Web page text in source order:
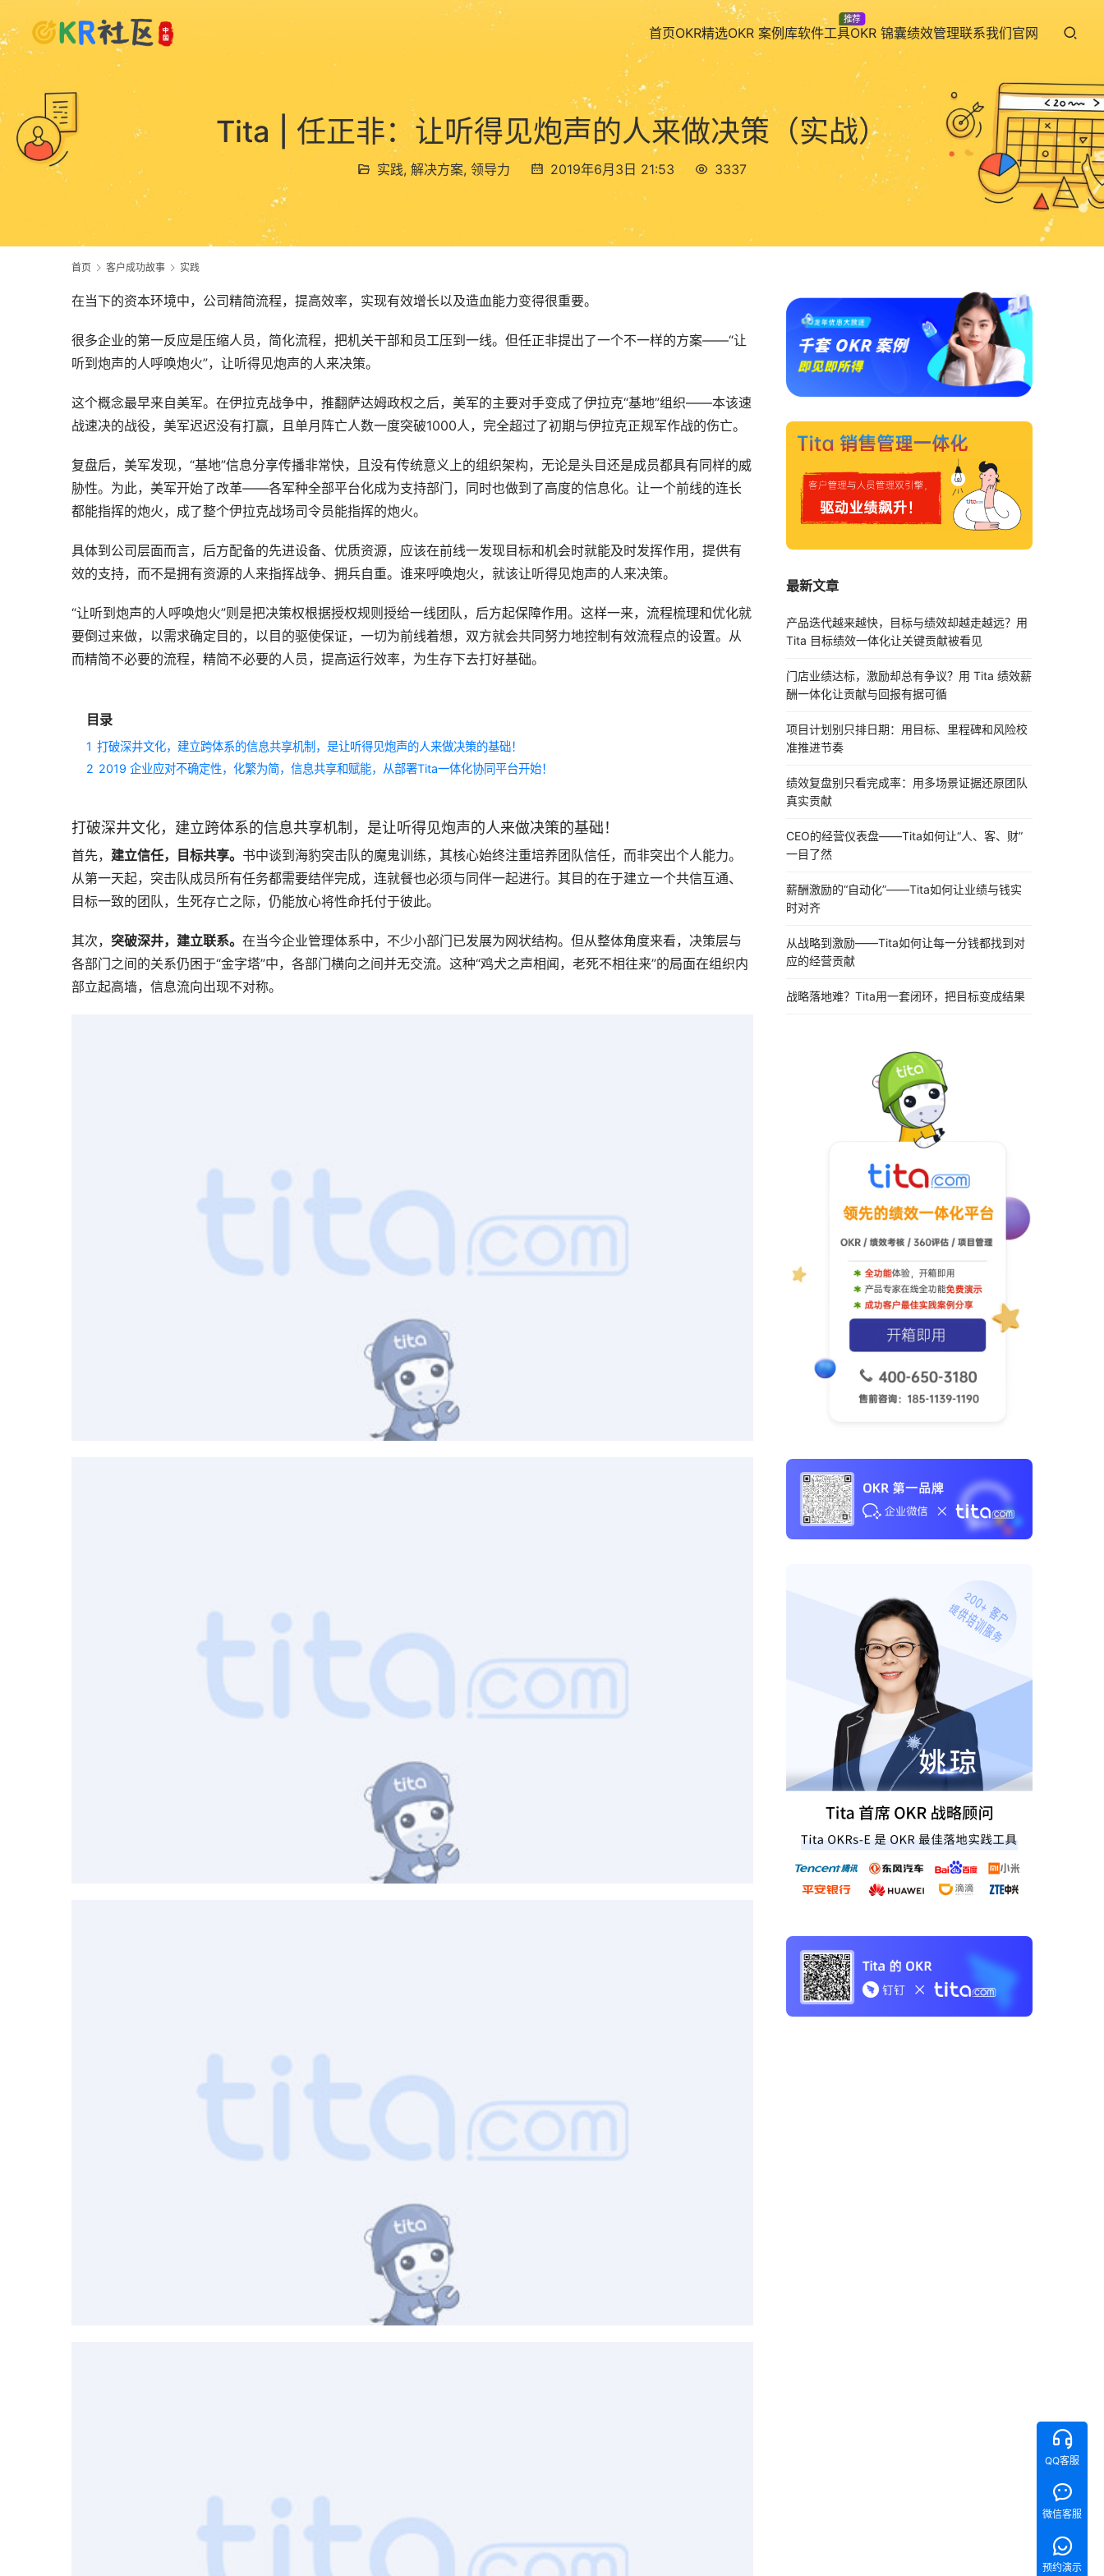
首页OKR精选OKR 案例库软件工具
推荐
OKR 锦囊绩效管理联系我们官网
Tita | 任正非：让听得见炮声的人来做决策（实战）
实践,解决方案, 领导力 2019年6月3日 21:53 3337
首页 客户成功故事 实践
在当下的资本环境中，公司精简流程，提高效率，实现有效增长以及造血能力变得很重要。
很多企业的第一反应是压缩人员，简化流程，把机关干部和员工压到一线。但任正非提出了一个不一样的方案——“让
听到炮声的人呼唤炮火”，让听得见炮声的人来决策。
这个概念最早来自美军。在伊拉克战争中，推翻萨达姆政权之后，美军的主要对手变成了伊拉克“基地”组织——本该速
战速决的战役，美军迟迟没有打赢，且单月阵亡人数一度突破1000人，完全超过了初期与伊拉克正规军作战的伤亡。
复盘后，美军发现，“基地”信息分享传播非常快，且没有传统意义上的组织架构，无论是头目还是成员都具有同样的威
胁性。为此，美军开始了改革——各军种全部平台化成为支持部门，同时也做到了高度的信息化。让一个前线的连长
都能指挥的炮火，成了整个伊拉克战场司令员能指挥的炮火。
具体到公司层面而言，后方配备的先进设备、优质资源，应该在前线一发现目标和机会时就能及时发挥作用，提供有
效的支持，而不是拥有资源的人来指挥战争、拥兵自重。谁来呼唤炮火，就该让听得见炮声的人来决策。
“让听到炮声的人呼唤炮火”则是把决策权根据授权规则授给一线团队，后方起保障作用。这样一来，流程梳理和优化就
要倒过来做，以需求确定目的，以目的驱使保证，一切为前线着想，双方就会共同努力地控制有效流程点的设置。从
而精简不必要的流程，精简不必要的人员，提高运行效率，为生存下去打好基础。
目录
1 打破深井文化，建立跨体系的信息共享机制，是让听得见炮声的人来做决策的基础！
2 2019 企业应对不确定性，化繁为简，信息共享和赋能，从部署Tita一体化协同平台开始！
打破深井文化，建立跨体系的信息共享机制，是让听得见炮声的人来做决策的基础！
首先， 建立信任，目标共享。 书中谈到海豹突击队的魔鬼训练，其核心始终注重培养团队信任，而非突出个人能力。
从第一天起，突击队成员所有任务都需要结伴完成，连就餐也必须与同伴一起进行。其目的在于建立一个共信互通、
目标一致的团队，生死存亡之际，仍能放心将性命托付于彼此。
其次， 突破深井，建立联系。 在当今企业管理体系中，不少小部门已发展为网状结构。但从整体角度来看，决策层与
各部门之间的关系仍困于“金字塔”中，各部门横向之间并无交流。这种“鸡犬之声相闻，老死不相往来”的局面在组织内
部立起高墙，信息流向出现不对称。
最新文章
产品迭代越来越快，目标与绩效却越走越远？用
Tita 目标绩效一体化让关键贡献被看见
门店业绩达标，激励却总有争议？用 Tita 绩效薪
酬一体化让贡献与回报有据可循
项目计划别只排日期：用目标、里程碑和风险校
准推进节奏
绩效复盘别只看完成率：用多场景证据还原团队
真实贡献
CEO的经营仪表盘——Tita如何让“人、客、财”
一目了然
薪酬激励的“自动化”——Tita如何让业绩与钱实
时对齐
从战略到激励——Tita如何让每一分钱都找到对
应的经营贡献
战略落地难？Tita用一套闭环，把目标变成结果
QQ客服
微信客服
预约演示